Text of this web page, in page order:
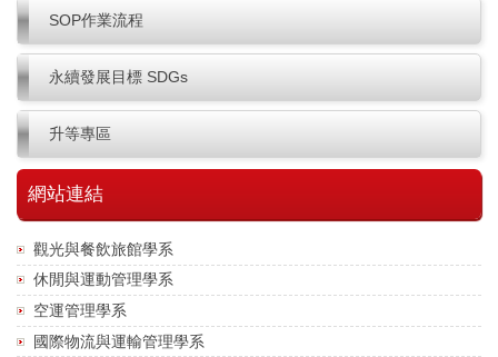
SOP作業流程
永續發展目標 SDGs
升等專區
網站連結
觀光與餐飲旅館學系
休閒與運動管理學系
空運管理學系
國際物流與運輸管理學系